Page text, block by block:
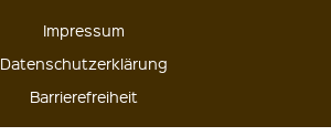
Impressum
Datenschutzerklärung
Barrierefreiheit